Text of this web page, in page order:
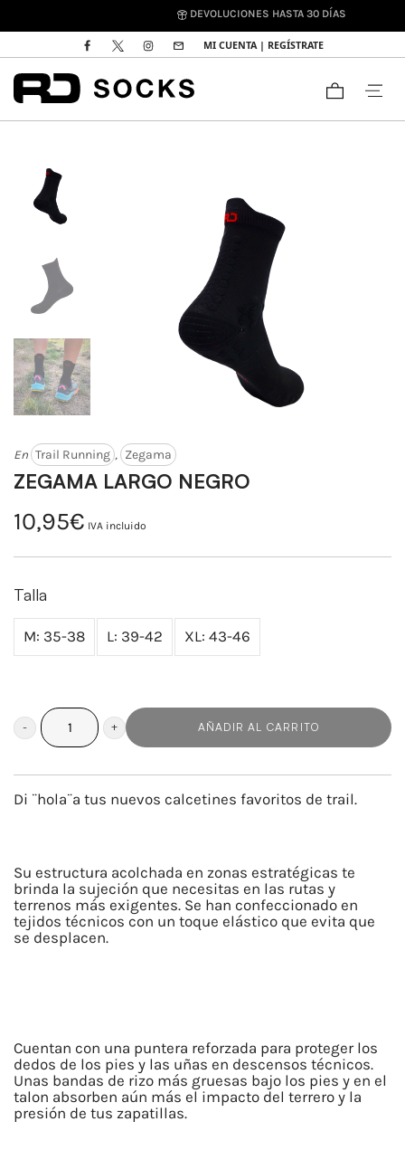
DEVOLUCIONES HASTA 30 DÍAS
MI CUENTA | REGÍSTRATE
En Trail Running , Zegama
ZEGAMA LARGO NEGRO
10,95€ IVA incluido
Talla
M: 35-38 L: 39-42 XL: 43-46
ZEGAMA
AÑADIR AL CARRITO
Di ¨hola¨a tus nuevos calcetines favoritos de trail.
Su estructura acolchada en zonas estratégicas te
brinda la sujeción que necesitas en las rutas y
terrenos más exigentes. Se han confeccionado en
tejidos técnicos con un toque elástico que evita que
se desplacen.
Cuentan con una puntera reforzada para proteger los
dedos de los pies y las uñas en descensos técnicos.
Unas bandas de rizo más gruesas bajo los pies y en el
talon absorben aún más el impacto del terrero y la
presión de tus zapatillas.